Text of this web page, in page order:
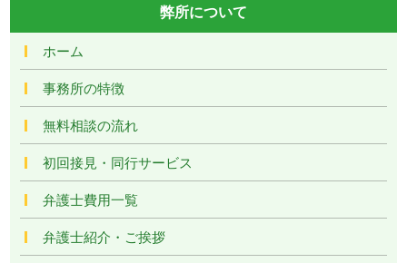
弊所について
ホーム
事務所の特徴
無料相談の流れ
初回接見・同行サービス
弁護士費用一覧
弁護士紹介・ご挨拶